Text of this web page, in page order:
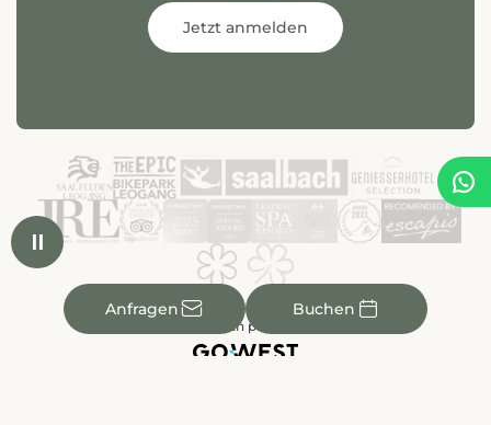
Anfragen✉ Buchen 

Jetzt anmelden
made with passion by